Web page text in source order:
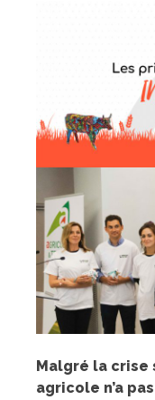
Malgré la crise
agricole n’a